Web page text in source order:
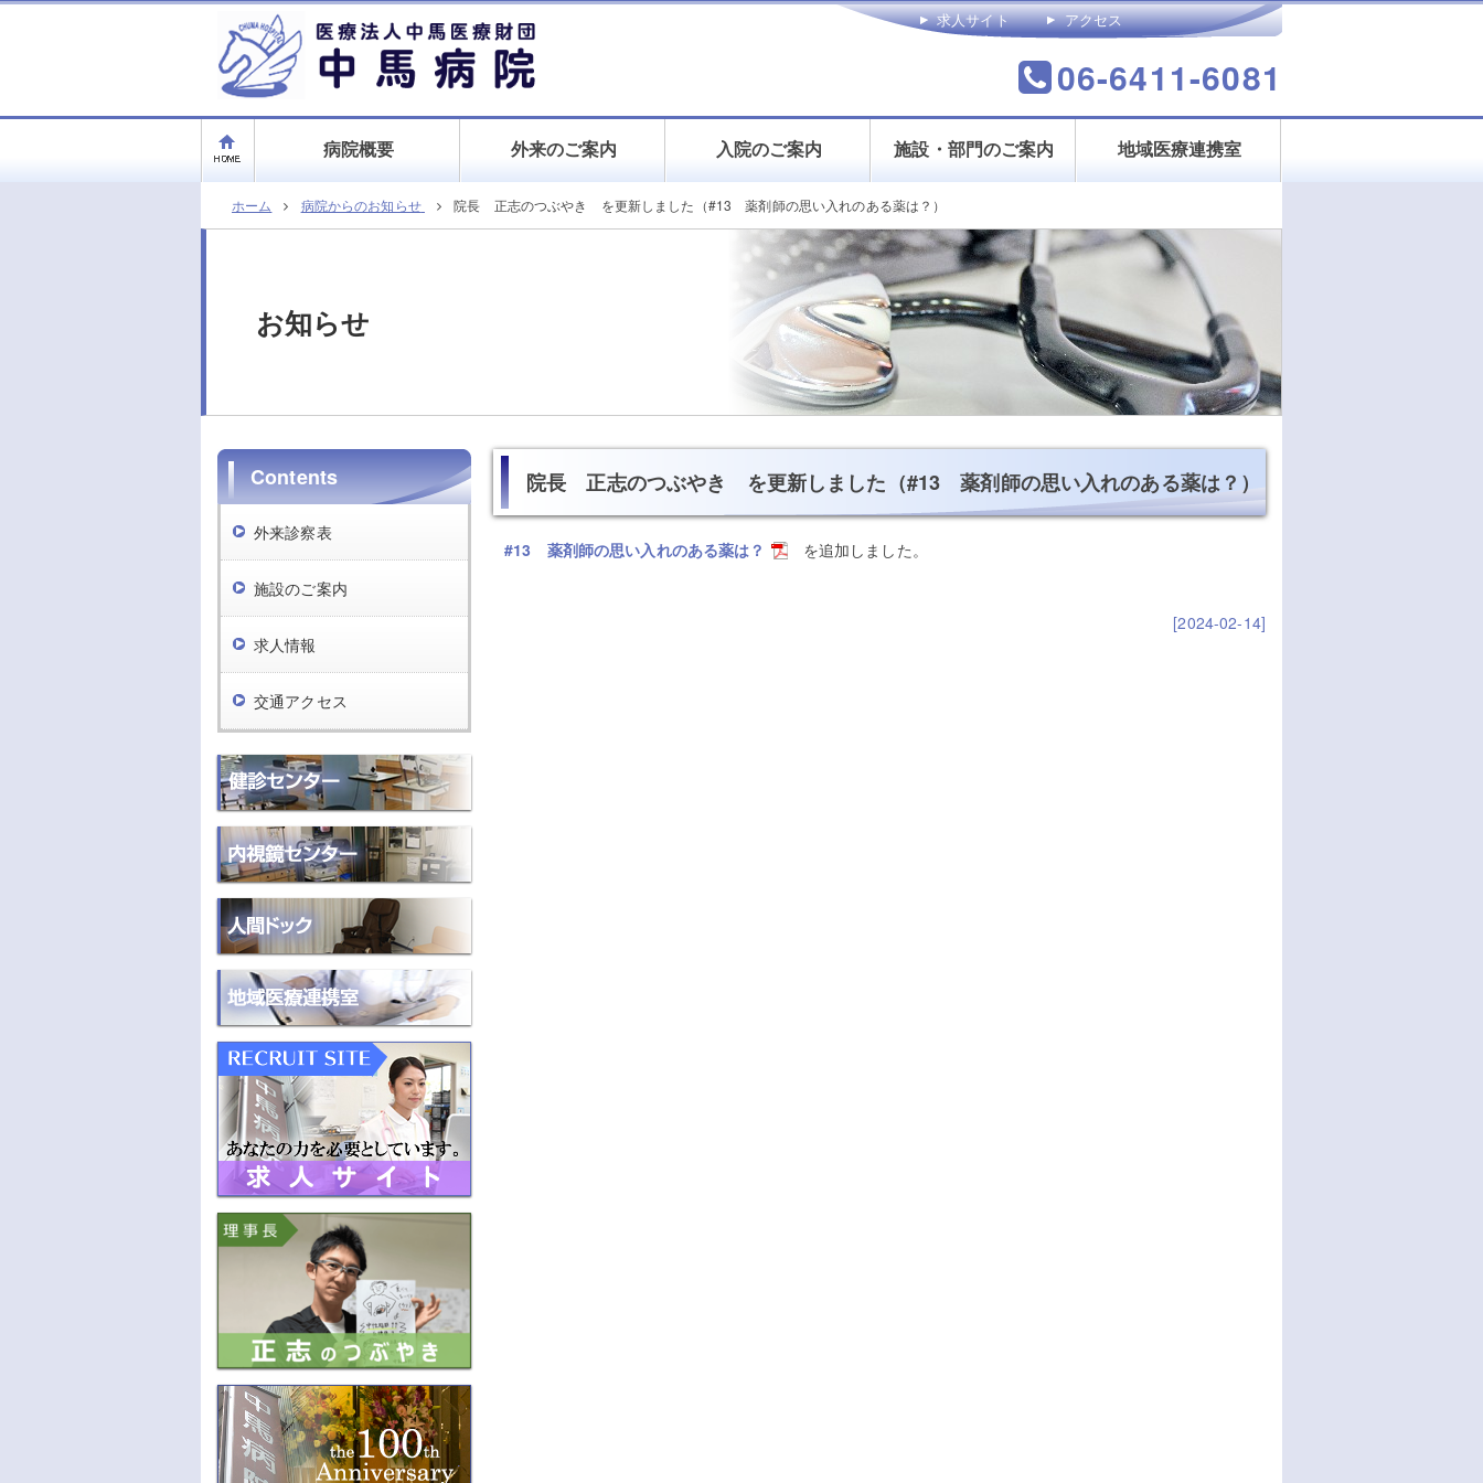
求人サイト
アクセス
お問い合わせ
06-6411-6081
病院概要 外来のご案内 入院のご案内 施設・部門のご案内 地域医療連携室
ホーム 病院からのお知らせ 院長 正志のつぶやき を更新しました（#13 薬剤師の思い入れのある薬は？）
お知らせ
院長 正志のつぶやき を更新しました（#13 薬剤師の思い入れのある薬は？）
#13 薬剤師の思い入れのある薬は？ を追加しました。
[2024-02-14]
Contents
外来診察表
施設のご案内
求人情報
交通アクセス